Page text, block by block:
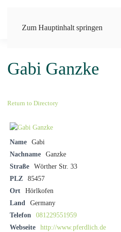
Zum Hauptinhalt springen
Gabi Ganzke
Return to Directory
Name
Gabi
Nachname
Ganzke
Straße
Wörther Str. 33
PLZ
85457
Ort
Hörlkofen
Land
Germany
Telefon
081229551959
Webseite
http://www.pferdlich.de